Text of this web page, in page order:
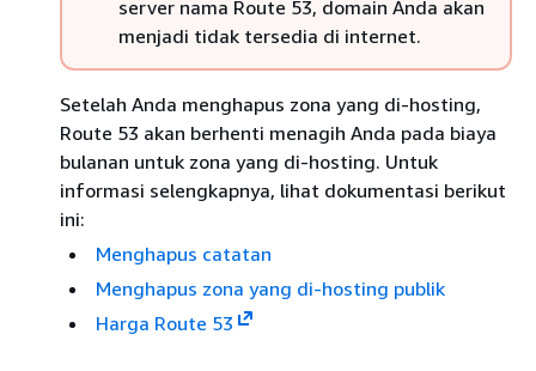
server nama Route 53, domain Anda akan
menjadi tidak tersedia di internet.
Setelah Anda menghapus zona yang di-hosting,
Route 53 akan berhenti menagih Anda pada biaya
bulanan untuk zona yang di-hosting. Untuk
informasi selengkapnya, lihat dokumentasi berikut
ini:
Menghapus catatan
Menghapus zona yang di-hosting publik
Harga Route 53